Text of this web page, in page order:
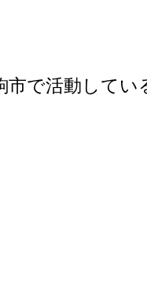
市で活動して